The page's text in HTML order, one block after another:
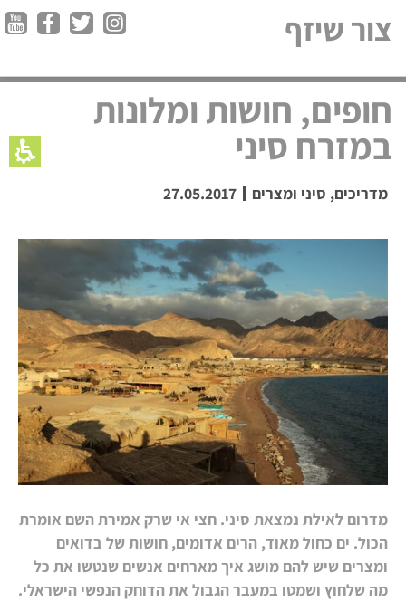
צור שיזף
חופים, חושות ומלונות
במזרח סיני
מדריכים, סיני ומצרים 27.05.2017
מדרום לאילת נמצאת סיני. חצי אי שרק אמירת השם אומרת
הכול. ים כחול מאוד, הרים אדומים, חושות של בדואים
ומצרים שיש להם מושג איך מארחים אנשים שנטשו את כל
מה שלחוץ ושמטו במעבר הגבול את הדוחק הנפשי הישראלי.